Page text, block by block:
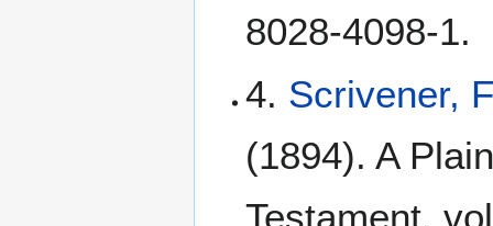
8028-4098-1.
4. Scrivener,
(1894). A
Testament,